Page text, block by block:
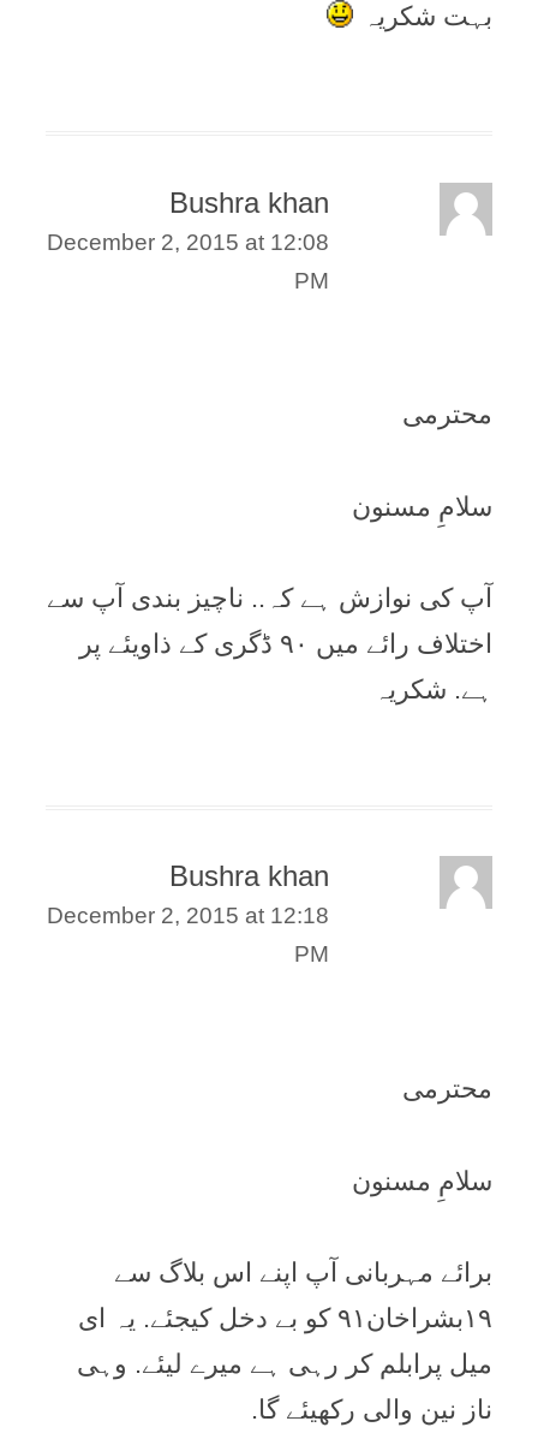
بہت شکریہ
Bushra khan
December 2, 2015 at 12:08
PM
محترمی
سلامِ مسنون
آپ کی نوازش ہے کہ.. ناچیز بندی آپ سے
اختلاف رائے میں ۹۰ ڈگری کے ذاویئے پر
ہے. شکریہ
Bushra khan
December 2, 2015 at 12:18
PM
محترمی
سلامِ مسنون
برائے مہربانی آپ اپنے اس بلاگ سے
۱۹بشراخان۹۱ کو بے دخل کیجئے. یہ ای
میل پرابلم کر رہی ہے میرے لیئے. وہی
ناز نین والی رکھیئے گا.